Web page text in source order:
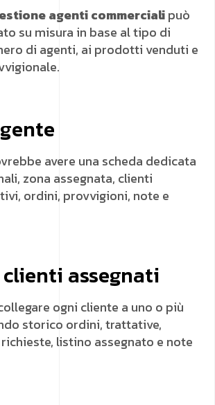
agenti commercialipuò
su misura in base al tipo di
di agenti, ai prodotti venduti e
avere una scheda dedicata
zona assegnata, clienti
ordini, provvigioni, note e
assegnati
ogni cliente a uno o più
storico ordini, trattative,
listino assegnato e note